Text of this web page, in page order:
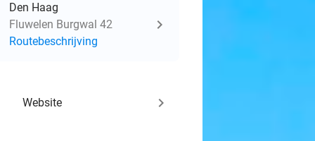
Den Haag
Fluwelen Burgwal 42
Routebeschrijving
Website keyboard_arrow_right